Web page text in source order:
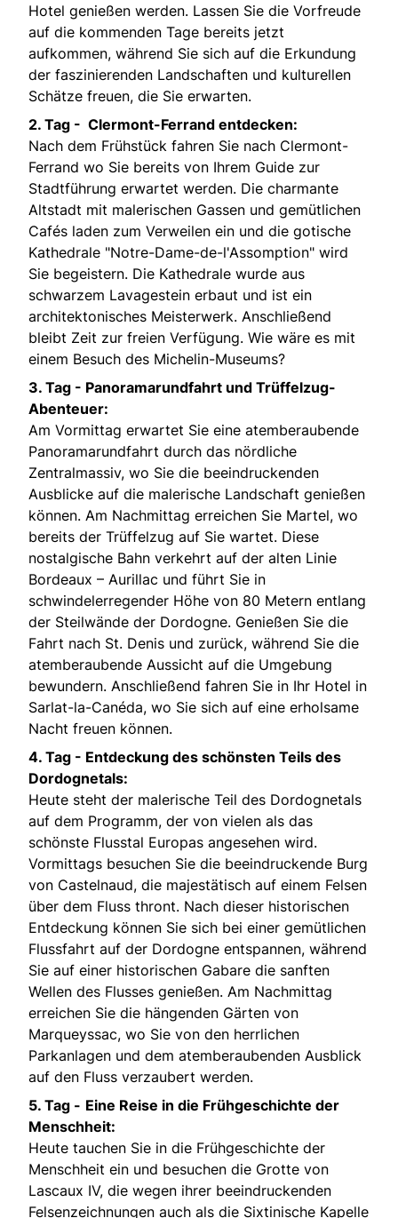
Hotel genießen werden. Lassen Sie die Vorfreude
auf die kommenden Tage bereits jetzt
aufkommen, während Sie sich auf die Erkundung
der faszinierenden Landschaften und kulturellen
Schätze freuen, die Sie erwarten.
2. Tag - Clermont-Ferrand entdecken:
Nach dem Frühstück fahren Sie nach Clermont-
Ferrand wo Sie bereits von Ihrem Guide zur
Stadtführung erwartet werden. Die charmante
Altstadt mit malerischen Gassen und gemütlichen
Cafés laden zum Verweilen ein und die gotische
Kathedrale "Notre-Dame-de-l'Assomption" wird
Sie begeistern. Die Kathedrale wurde aus
schwarzem Lavagestein erbaut und ist ein
architektonisches Meisterwerk. Anschließend
bleibt Zeit zur freien Verfügung. Wie wäre es mit
einem Besuch des Michelin-Museums?
3. Tag - Panoramarundfahrt und Trüffelzug-
Abenteuer:
Am Vormittag erwartet Sie eine atemberaubende
Panoramarundfahrt durch das nördliche
Zentralmassiv, wo Sie die beeindruckenden
Ausblicke auf die malerische Landschaft genießen
können. Am Nachmittag erreichen Sie Martel, wo
bereits der Trüffelzug auf Sie wartet. Diese
nostalgische Bahn verkehrt auf der alten Linie
Bordeaux – Aurillac und führt Sie in
schwindelerregender Höhe von 80 Metern entlang
der Steilwände der Dordogne. Genießen Sie die
Fahrt nach St. Denis und zurück, während Sie die
atemberaubende Aussicht auf die Umgebung
bewundern. Anschließend fahren Sie in Ihr Hotel in
Sarlat-la-Canéda, wo Sie sich auf eine erholsame
Nacht freuen können.
4. Tag - Entdeckung des schönsten Teils des
Dordognetals:
Heute steht der malerische Teil des Dordognetals
auf dem Programm, der von vielen als das
schönste Flusstal Europas angesehen wird.
Vormittags besuchen Sie die beeindruckende Burg
von Castelnaud, die majestätisch auf einem Felsen
über dem Fluss thront. Nach dieser historischen
Entdeckung können Sie sich bei einer gemütlichen
Flussfahrt auf der Dordogne entspannen, während
Sie auf einer historischen Gabare die sanften
Wellen des Flusses genießen. Am Nachmittag
erreichen Sie die hängenden Gärten von
Marqueyssac, wo Sie von den herrlichen
Parkanlagen und dem atemberaubenden Ausblick
auf den Fluss verzaubert werden.
5. Tag - Eine Reise in die Frühgeschichte der
Menschheit:
Heute tauchen Sie in die Frühgeschichte der
Menschheit ein und besuchen die Grotte von
Lascaux IV, die wegen ihrer beeindruckenden
Felsenzeichnungen auch als die Sixtinische Kapelle